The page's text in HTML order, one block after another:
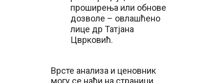
проширења или обнове
дозволе – овлашћено
лице др Татјана
Цврковић.
Врсте анализа и ценовник
могу се наћи на страници